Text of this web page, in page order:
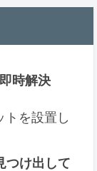
時解決
トを設置し
つけ出して